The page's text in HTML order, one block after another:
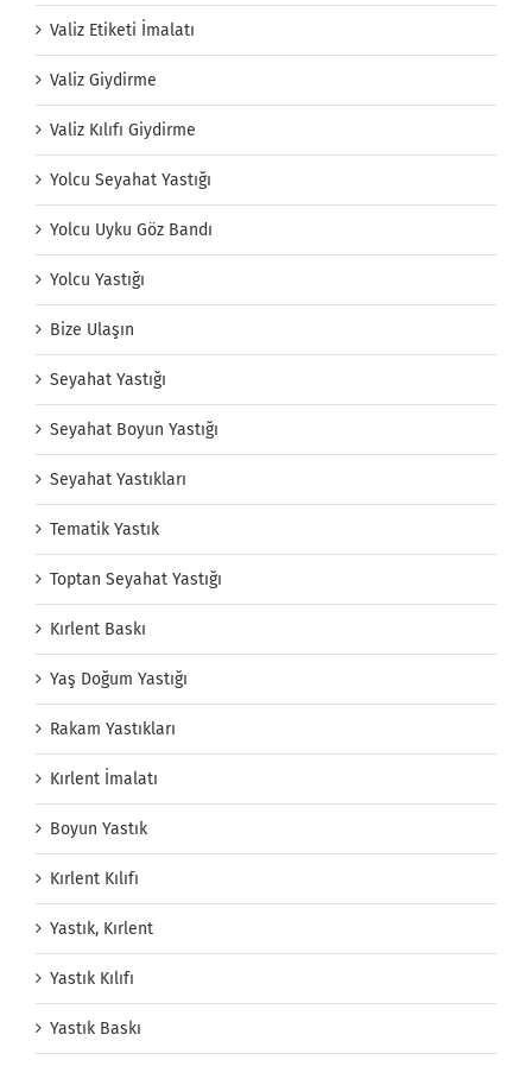
Valiz Etiketi İmalatı
Valiz Giydirme
Valiz Kılıfı Giydirme
Yolcu Seyahat Yastığı
Yolcu Uyku Göz Bandı
Yolcu Yastığı
Bize Ulaşın
Seyahat Yastığı
Seyahat Boyun Yastığı
Seyahat Yastıkları
Tematik Yastık
Toptan Seyahat Yastığı
Kırlent Baskı
Yaş Doğum Yastığı
Rakam Yastıkları
Kırlent İmalatı
Boyun Yastık
Kırlent Kılıfı
Yastık, Kırlent
Yastık Kılıfı
Yastık Baskı